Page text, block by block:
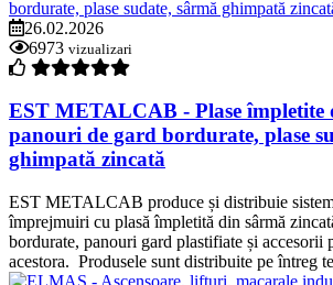
26.02.2026
6973 vizualizari
EST METALCAB - Plase împletite
panouri de gard bordurate, plase
ghimpată zincată
EST METALCAB produce și distribuie
împrejmuiri cu plasă împletită din sârmă
bordurate, panouri gard plastifiate și accesorii
acestora. Produsele sunt distribuite pe întreg